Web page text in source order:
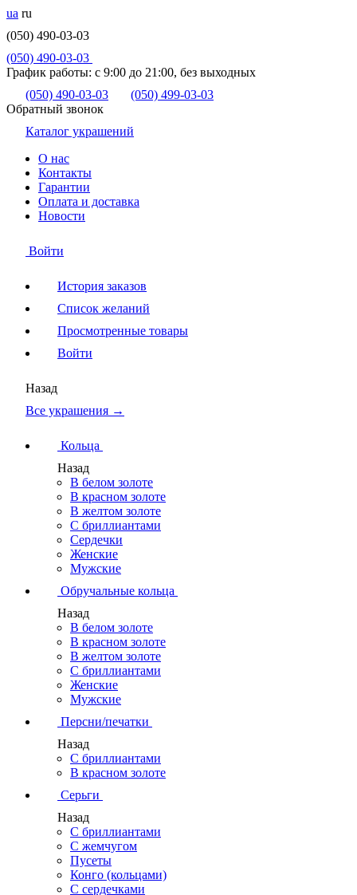
ua ru
(050) 490-03-03
(050) 490-03-03
График работы: с 9:00 до 21:00, без выходных
(050) 490-03-03
(050) 499-03-03
Обратный звонок
Каталог украшений
О нас
Контакты
Гарантии
Оплата и доставка
Новости
Войти
История заказов
Список желаний
Просмотренные товары
Войти
Назад
Все украшения →
Кольца
Назад
В белом золоте
В красном золоте
В желтом золоте
С бриллиантами
Сердечки
Женские
Мужские
Обручальные кольца
Назад
В белом золоте
В красном золоте
В желтом золоте
С бриллиантами
Женские
Мужские
Персни/печатки
Назад
С бриллиантами
В красном золоте
Серьги
Назад
С бриллиантами
С жемчугом
Пусеты
Конго (кольцами)
С сердечками